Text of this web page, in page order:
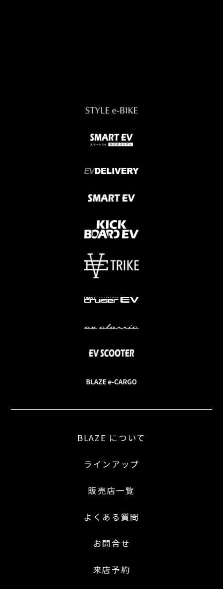
BLAZE について
ラインアップ
販売店一覧
よくある質問
お問合せ
来店予約